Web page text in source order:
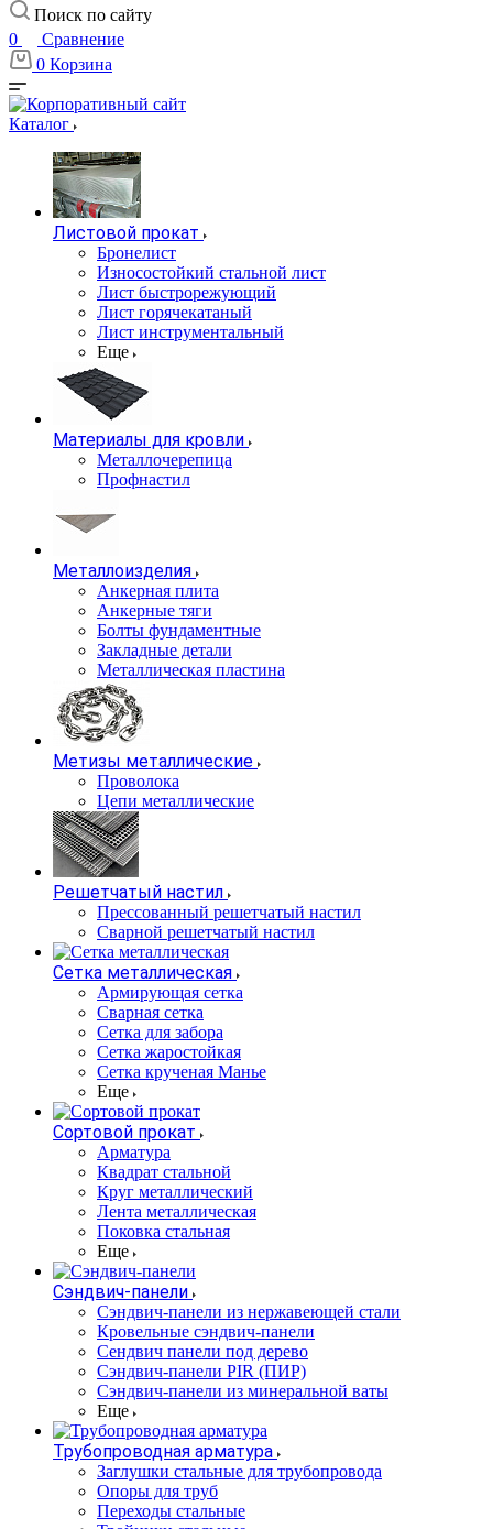
Поиск по сайту
0
Сравнение
0 Корзина
Каталог
Листовой прокат
Бронелист
Износостойкий стальной лист
Лист быстрорежующий
Лист горячекатаный
Лист инструментальный
Еще
Материалы для кровли
Металлочерепица
Профнастил
Металлоизделия
Анкерная плита
Анкерные тяги
Болты фундаментные
Закладные детали
Металлическая пластина
Метизы металлические
Проволока
Цепи металлические
Решетчатый настил
Прессованный решетчатый настил
Сварной решетчатый настил
Сетка металлическая
Армирующая сетка
Сварная сетка
Сетка для забора
Сетка жаростойкая
Сетка крученая Манье
Еще
Сортовой прокат
Арматура
Квадрат стальной
Круг металлический
Лента металлическая
Поковка стальная
Еще
Сэндвич-панели
Cэндвич-панели из нержавеющей стали
Кровельные сэндвич-панели
Сендвич панели под дерево
Сэндвич-панели PIR (ПИР)
Сэндвич-панели из минеральной ваты
Еще
Трубопроводная арматура
Заглушки стальные для трубопровода
Опоры для труб
Переходы стальные